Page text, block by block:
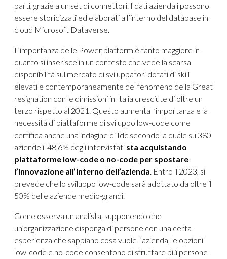
parti, grazie a un set di connettori. I dati aziendali possono
essere storicizzati ed elaborati all’interno del database in
cloud Microsoft Dataverse.
L’importanza delle Power platform è tanto maggiore in
quanto si inserisce in un contesto che vede la scarsa
disponibilità sul mercato di sviluppatori dotati di skill
elevati e contemporaneamente del fenomeno della Great
resignation con le dimissioni in Italia cresciute di oltre un
terzo rispetto al 2021. Questo aumenta l’importanza e la
necessità di piattaforme di sviluppo low-code come
certifica anche una indagine di Idc secondo la quale su 380
aziende il 48,6% degli intervistati sta acquistando
piattaforme low-code o no-code per spostare
l’innovazione all’interno dell’azienda. Entro il 2023, si
prevede che lo sviluppo low-code sarà adottato da oltre il
50% delle aziende medio-grandi.
Come osserva un analista, supponendo che
un’organizzazione disponga di persone con una certa
esperienza che sappiano cosa vuole l’azienda, le opzioni
low-code e no-code consentono di sfruttare più persone